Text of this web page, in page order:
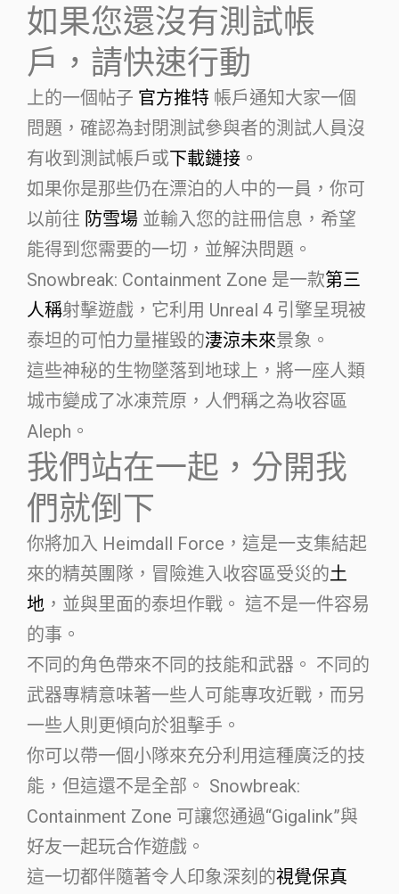
如果您還沒有測試帳
戶，請快速行動
上的一個帖子 官方推特 帳戶通知大家一個
問題，確認為封閉測試參與者的測試人員沒
有收到測試帳戶或下載鏈接 。
如果你是那些仍在漂泊的人中的一員，你可
以前往 防雪場 並輸入您的註冊信息，希望
能得到您需要的一切，並解決問題。
Snowbreak: Containment Zone 是一款第三
人稱射擊遊戲，它利用 Unreal 4 引擎呈現被
泰坦的可怕力量摧毀的淒涼未來景象。
這些神秘的生物墜落到地球上，將一座人類
城市變成了冰凍荒原，人們稱之為收容區
Aleph。
我們站在一起，分開我
們就倒下
你將加入 Heimdall Force，這是一支集結起
來的精英團隊，冒險進入收容區受災的土
地 ，並與里面的泰坦作戰。 這不是一件容易
的事。
不同的角色帶來不同的技能和武器。 不同的
武器專精意味著一些人可能專攻近戰，而另
一些人則更傾向於狙擊手。
你可以帶一個小隊來充分利用這種廣泛的技
能，但這還不是全部。 Snowbreak:
Containment Zone 可讓您通過“Gigalink”與
好友一起玩合作遊戲。
這一切都伴隨著令人印象深刻的視覺保真